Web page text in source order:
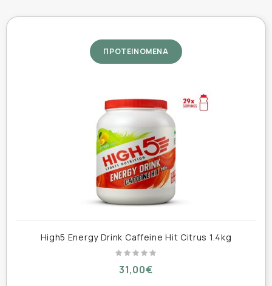
Το Energy Drink είναι ένα επιστημονικά
σχεδιασμένο συμπλήρωμα υδατανθράκων και
ηλεκτρολυτών, που παρέχει ενέργεια για
αθλημάτων αντοχής.
Έρευνες για τα παραδοσιακά αθλητικά ποτά
υποδεικνύουν ότι μπορείτε να καταναλώσετε
μόνο 60g υδατάνθρακες ανά ώρα. Ωστόσο,
επειδή το Energy Drink είναι ένα μείγμα
φρουκτόζης 2:1, μπορείτε να καταναλώσετε
ουσιαστικά περισσότερους υδατάνθρακες -
έως και 90g την ώρα.
Αυτό πρακτικά σημαίνει ότι έχετε 50%
περισσότερη ενέργεια!
είναι η νέα έκδοση του
ΠΡΟΤΕΙΝΟΜΕΝΑ
High5 Energy Drink Caffeine Hit Citrus 1.4kg
31,00€